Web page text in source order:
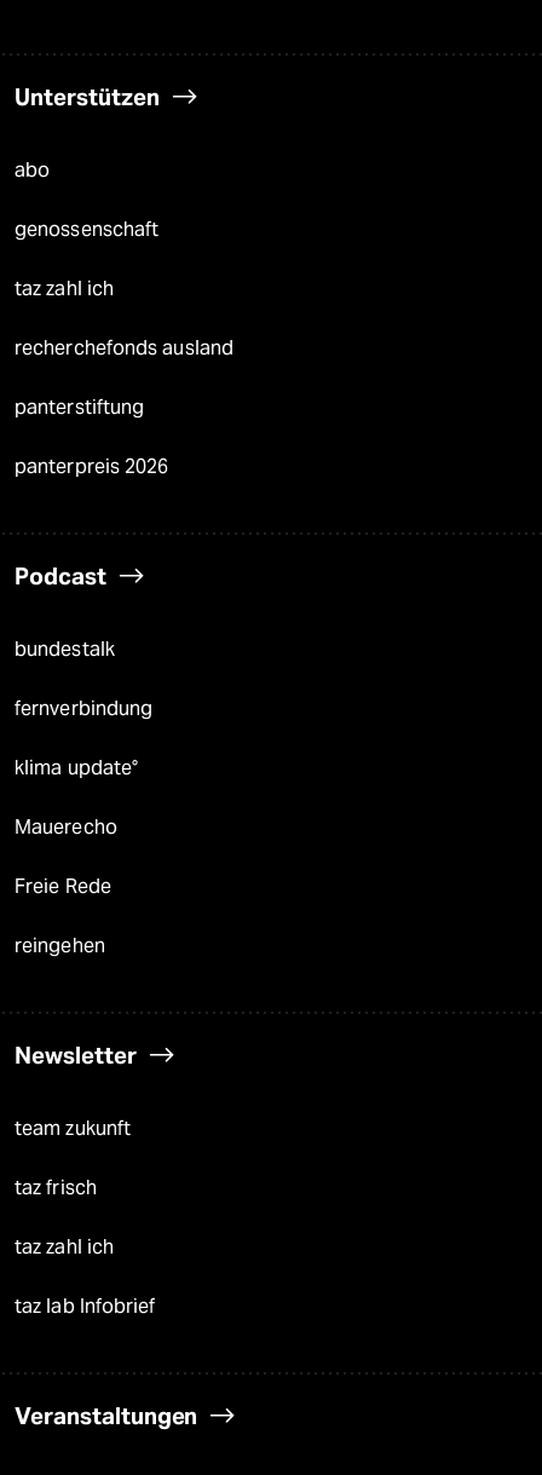
Unterstützen
abo
genossenschaft
taz zahl ich
recherchefonds ausland
panterstiftung
panterpreis 2026
Podcast
bundestalk
fernverbindung
klima update°
Mauerecho
Freie Rede
reingehen
Newsletter
team zukunft
taz frisch
taz zahl ich
taz lab Infobrief
Veranstaltungen